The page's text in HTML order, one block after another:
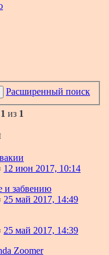
Расширенный поиск
1 из 1
12 июн 2017, 10:14
и забвению
25 май 2017, 14:49
25 май 2017, 14:39
Zoomer